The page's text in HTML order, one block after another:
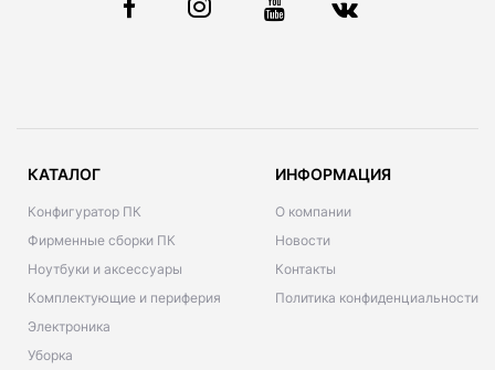
КАТАЛОГ
Конфигуратор ПК
Фирменные сборки ПК
Ноутбуки и аксессуары
Комплектующие и периферия
Электроника
Уборка
ИНФОРМАЦИЯ
О компании
Новости
Контакты
Политика конфиденциальности